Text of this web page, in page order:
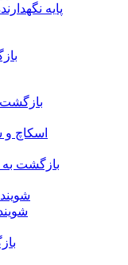
پایه
اسکاچ
بازگشت به